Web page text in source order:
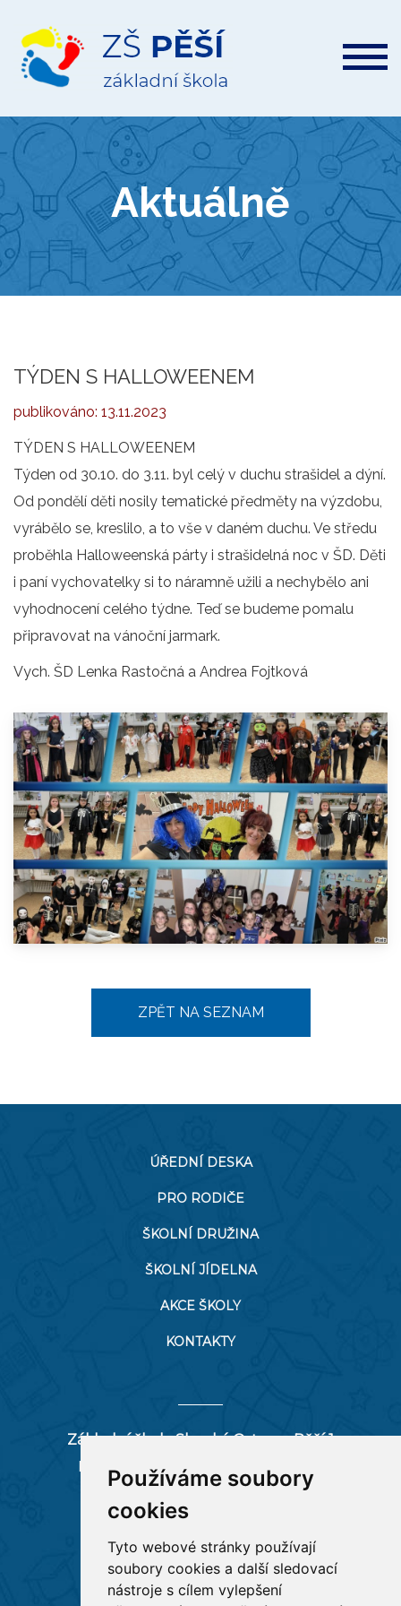
Používáme soubory
cookies
Tyto webové stránky používají
soubory cookies a další sledovací
nástroje s cílem vylepšení
ZŠ
Pěší
Aktuálně
TÝDEN S HALLOWEENEM
publikováno: 13.11.2023
TÝDEN S HALLOWEENEM
Týden od 30.10. do 3.11. byl celý v duchu strašidel a dýní.
Od pondělí děti nosily tematické předměty na výzdobu,
vyrábělo se, kreslilo, a to vše v daném duchu. Ve středu
proběhla Halloweenská párty i strašidelná noc v ŠD. Děti
i paní vychovatelky si to náramně užili a nechybělo ani
vyhodnocení celého týdne. Teď se budeme pomalu
připravovat na vánoční jarmark.
Vych. ŠD Lenka Rastočná a Andrea Fojtková
ZPĚT NA SEZNAM
ÚŘEDNÍ DESKA
PRO RODIČE
ŠKOLNÍ DRUŽINA
ŠKOLNÍ JÍDELNA
AKCE ŠKOLY
KONTAKTY
Základní škola Slezská Ostrava, Pěší 1
Pěší 66/1, 712 00 Ostrava-Muglinov
tel:596 244 880
RYCHLÉ ODKAZY